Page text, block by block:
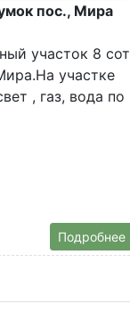
пос., Мира
участок 8 сот
участке
, газ, вода по
Подробнее